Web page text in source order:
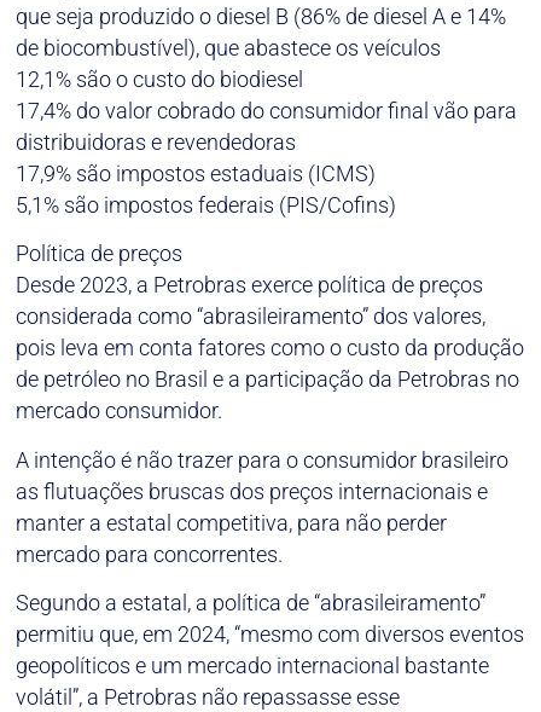
que seja produzido o diesel B (86% de diesel A e 14%
de biocombustível), que abastece os veículos
12,1% são o custo do biodiesel
17,4% do valor cobrado do consumidor final vão para
distribuidoras e revendedoras
17,9% são impostos estaduais (ICMS)
5,1% são impostos federais (PIS/Cofins)
Política de preços
Desde 2023, a Petrobras exerce política de preços
considerada como “abrasileiramento” dos valores,
pois leva em conta fatores como o custo da produção
de petróleo no Brasil e a participação da Petrobras no
mercado consumidor.
A intenção é não trazer para o consumidor brasileiro
as flutuações bruscas dos preços internacionais e
manter a estatal competitiva, para não perder
mercado para concorrentes.
Segundo a estatal, a política de “abrasileiramento”
permitiu que, em 2024, “mesmo com diversos eventos
geopolíticos e um mercado internacional bastante
volátil”, a Petrobras não repassasse esse